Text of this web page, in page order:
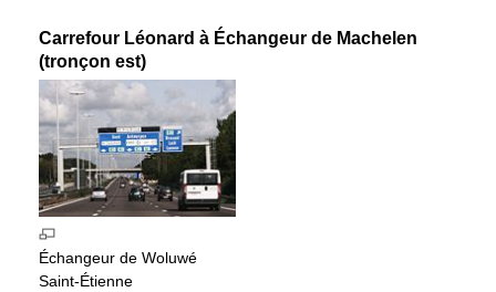
Carrefour Léonard à Échangeur de Machelen
(tronçon est)
Échangeur de Woluwé
Saint-Étienne